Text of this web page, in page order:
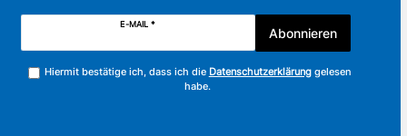
E-MAIL *
Abonnieren
Hiermit bestätige ich, dass ich die Datenschutzerklärunggelesen
habe.